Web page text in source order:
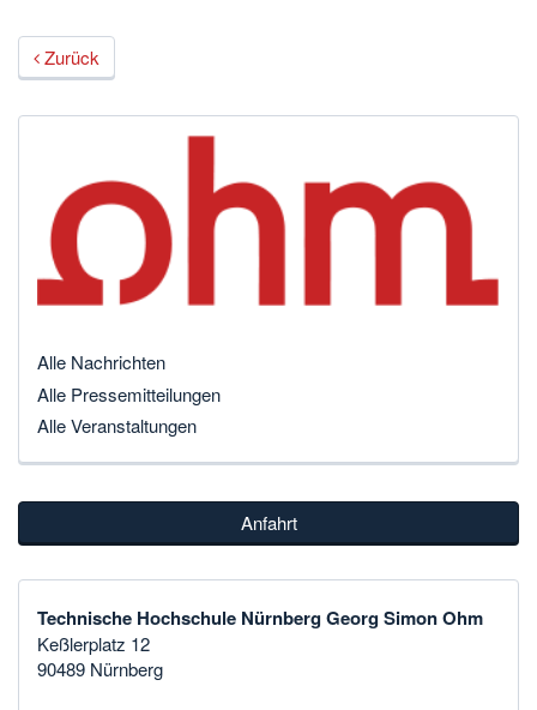
Zurück
Alle Nachrichten
Alle Pressemitteilungen
Alle Veranstaltungen
Anfahrt
Technische Hochschule Nürnberg Georg Simon Ohm
Keßlerplatz 12
90489 Nürnberg